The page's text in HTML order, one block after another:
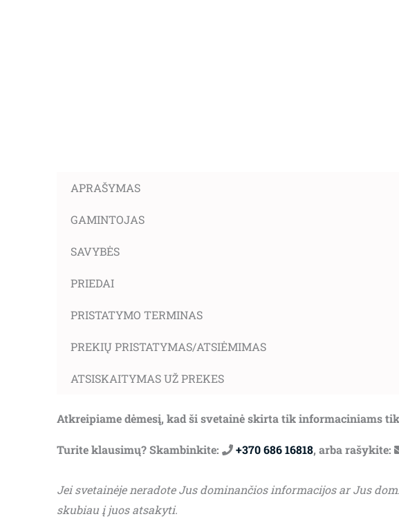
APRAŠYMAS
GAMINTOJAS
SAVYBĖS
PRIEDAI
PRISTATYMO TERMINAS
PREKIŲ PRISTATYMAS/ATSIĖMIMAS
ATSISKAITYMAS UŽ PREKES
Atkreipiame dėmesį, kad ši svetainė skirta tik informaciniams
Turite klausimų? Skambinkite: +370 686 16818, arba rašykite:
Jei svetainėje neradote Jus dominančios informacijos ar Jus
skubiau į juos atsakyti.